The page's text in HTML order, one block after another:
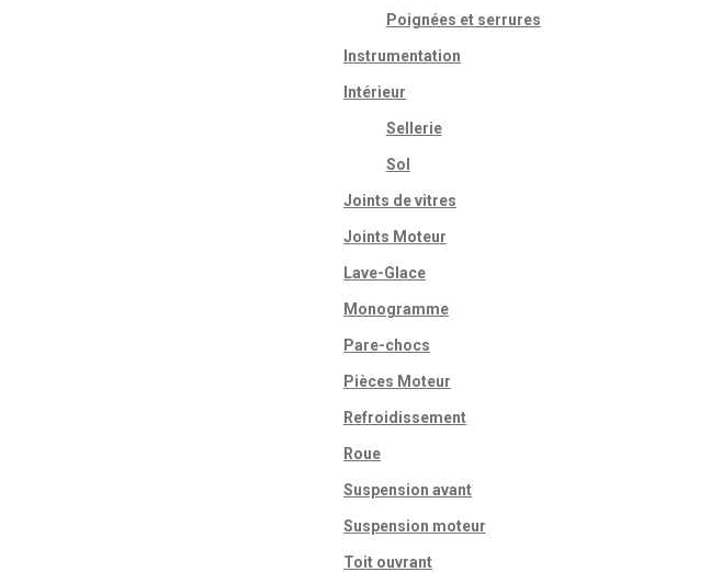
Poignées et serrures
Instrumentation
Intérieur
Sellerie
Sol
Joints de vitres
Joints Moteur
Lave-Glace
Monogramme
Pare-chocs
Pièces Moteur
Refroidissement
Roue
Suspension avant
Suspension moteur
Toit ouvrant